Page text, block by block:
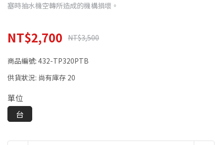
塞時抽水機空轉所造成的機構損壞。
NT$2,700 NT$3,500
商品編號: 432-TP320PTB
供貨狀況: 尚有庫存 20
單位
台